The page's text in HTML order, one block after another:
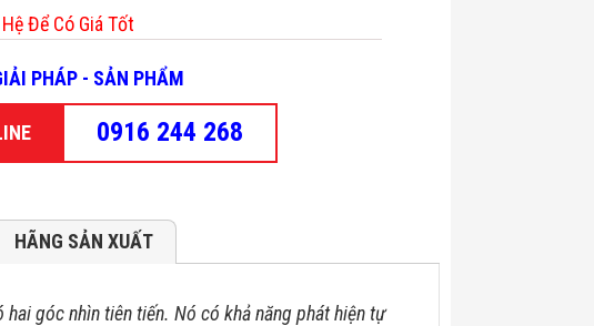
Để Có Giá Tốt
PHÁP - SẢN PHẨM
0916 244 268
HÃNG SẢN XUẤT
hai góc nhìn tiên tiến. Nó có khả năng phát hiện tự